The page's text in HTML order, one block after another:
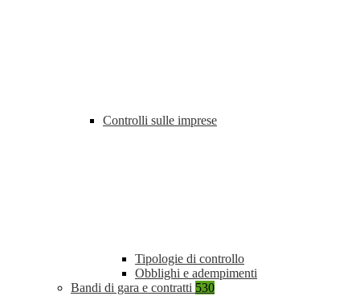
Controlli sulle imprese
Tipologie di controllo
Obblighi e adempimenti
Bandi di gara e contratti 530